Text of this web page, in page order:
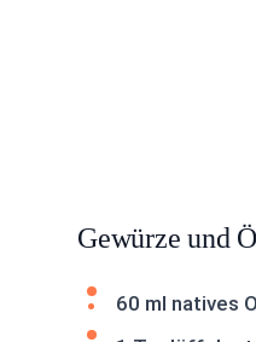
Gewürze und
60 ml natives